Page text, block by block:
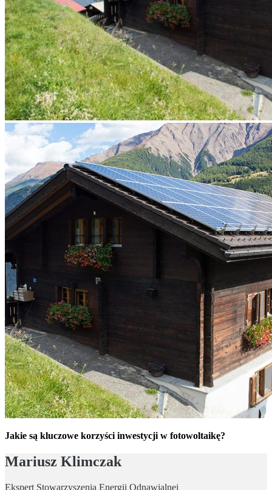
Jakie są kluczowe korzyści inwestycji w fotowoltaikę?
Mariusz Klimczak
Ekspert Stowarzyszenia Energii Odnawialnej